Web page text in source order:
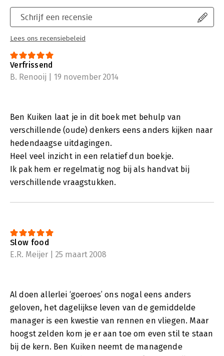
Schrijf een recensie
Lees ons recensiebeleid
Verfrissend
B. Renooij | 19 november 2014
Ben Kuiken laat je in dit boek met behulp van
verschillende (oude) denkers eens anders kijken naar
hedendaagse uitdagingen.
Heel veel inzicht in een relatief dun boekje.
Ik pak hem er regelmatig nog bij als handvat bij
verschillende vraagstukken.
Slow food
E.R. Meijer | 25 maart 2008
Al doen allerlei ‘goeroes’ ons nogal eens anders
geloven, het dagelijkse leven van de gemiddelde
manager is een kwestie van rennen en vliegen. Maar
hoogst zelden kom je er aan toe om even stil te staan
bij de kern. Ben Kuiken neemt de managende